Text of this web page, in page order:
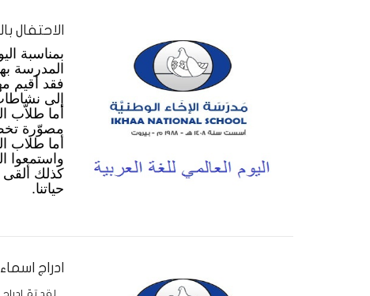
الاحتفال
بمناسبة
المدرسة
فقد أقيم
إلى
أما طلاّب
مصوّرة تخصّ
أما طلاب
واستمعوا
كذلك ألقى
حياتنا.
ادراج
لقد تمّ